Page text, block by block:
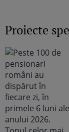
Proiecte